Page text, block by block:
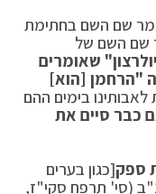
שם השם בחתימת
שם השם של
לרצון" שאומרים
"הרחמן [הוא]
בימים ההם
כבר סיים את
ספק[כגון בערים
(סי' תרפח סקי"ז,